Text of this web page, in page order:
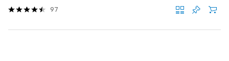
97